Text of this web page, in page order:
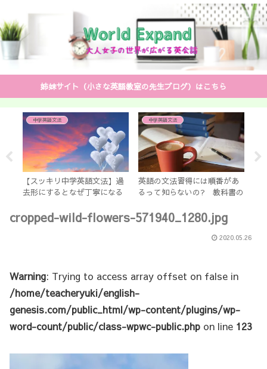
姉妹サイト（小さな英語教室の先生ブログ）はこちら
中学英語文法
【スッキリ中学英語文法】過
去形にするとなぜ丁寧になる
文法
中学英語文法
英語の文法習得には順番があ
るって知らないの? 教科書の
よ～
【英語学
サプリ6
cropped-wild-flowers-571940_1280.jpg
2020.05.26
Warning: Trying to access array offset on false in
/home/teacheryuki/english-
genesis.com/public_html/wp-content/plugins/wp-
word-count/public/class-wpwc-public.php on line 123